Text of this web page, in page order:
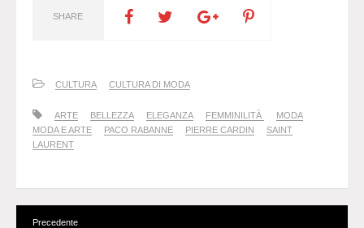
SHARE
CULTURA CULTURA DI MODA
ARTE BELLEZZA ELEGANZA FEMMINILITÀ
MODA
MODA E ARTE
PACO RABANNE PIERRE CARDIN
SAINT
LAURENT
Precedente